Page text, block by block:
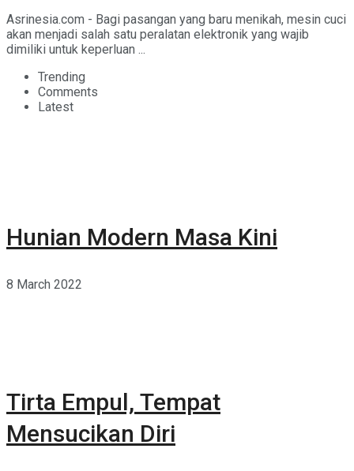
Asrinesia.com - Bagi pasangan yang baru menikah, mesin cuci
akan menjadi salah satu peralatan elektronik yang wajib
dimiliki untuk keperluan ...
Trending
Comments
Latest
Hunian Modern Masa Kini
8 March 2022
Tirta Empul, Tempat
Mensucikan Diri